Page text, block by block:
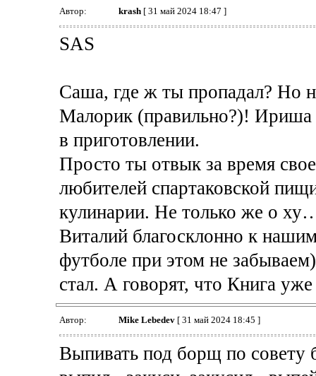
Автор: krash[ 31 май 2024 18:47 ]
SAS
Саша, где ж ты пропадал? Но
Малорик (правильно?)! Ириша
в приготовлении.
Просто ты отвык за время
любителей спартаковской
кулинарии. Не только же о
Виталий благосклонно к
футболе при этом не
стал. А говорят, что Книга
Автор: Mike Lebedev[ 31 май 2024 18:45 ]
Выпивать под борщ по совету